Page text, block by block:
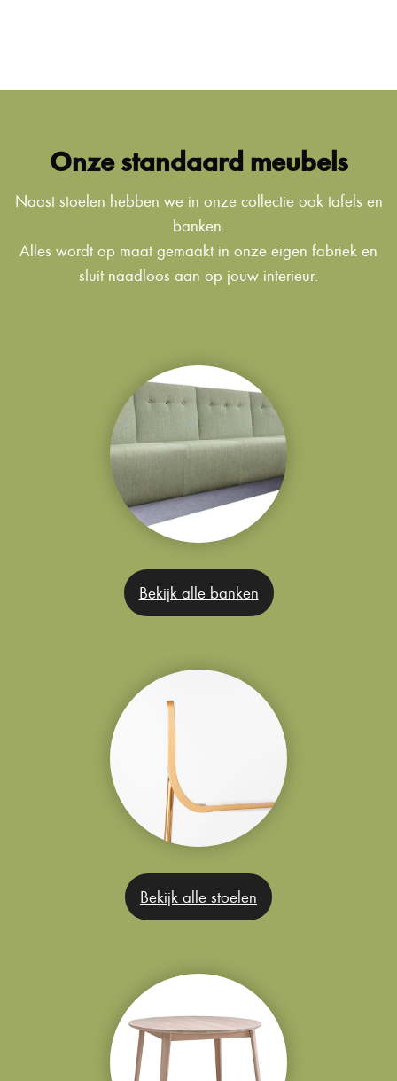
Onze standaard meubels
Naast stoelen hebben we in onze collectie ook tafels en
banken.
Alles wordt op maat gemaakt in onze eigen fabriek en
sluit naadloos aan op jouw interieur.
Bekijk alle banken
Bekijk alle stoelen